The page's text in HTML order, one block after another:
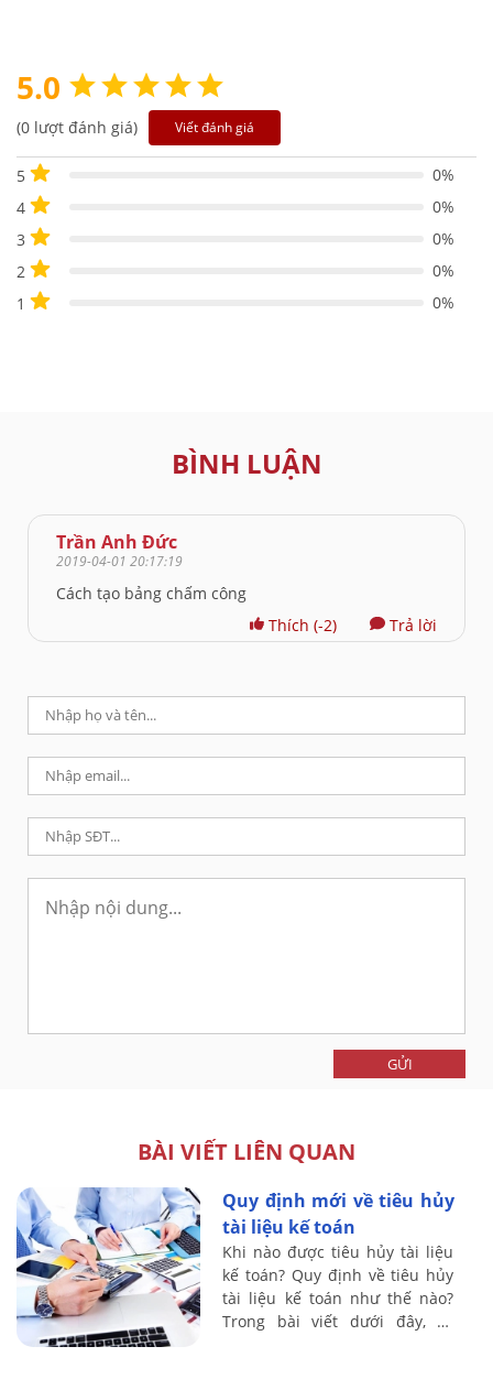
5.0
(0 lượt đánh giá) Viết đánh giá
5
0%
4
0%
3
0%
2
0%
1
0%
BÌNH LUẬN
Trần Anh Đức
2019-04-01 20:17:19
Cách tạo bảng chấm công
Thích (-2) Trả lời
GỬI
BÀI VIẾT LIÊN QUAN
Quy định mới về tiêu hủy
tài liệu kế toán
Khi nào được tiêu hủy tài liệu
kế toán? Quy định về tiêu hủy
tài liệu kế toán như thế nào?
Trong bài viết dưới đây, kế